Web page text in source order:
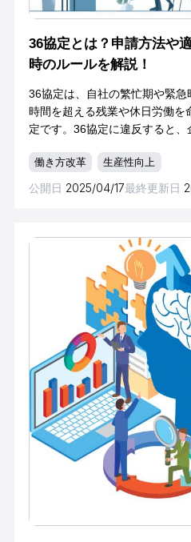
36協定とは？申請方法や
時のルールを解説！
36協定は、自社の繁忙期や緊
時間を超える残業や休日労働を
定です。36協定に違反すると、
定が必要になるケース・適用除
働き方改革 生産性向上
公開日 2025/04/17最終更新日